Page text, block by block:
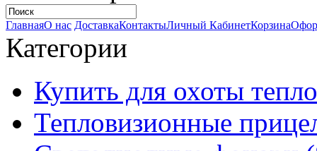
ГлавнаяО нас ДоставкаКонтактыЛичный КабинетКорзина
Категории
Купить для охоты
Тепловизионные